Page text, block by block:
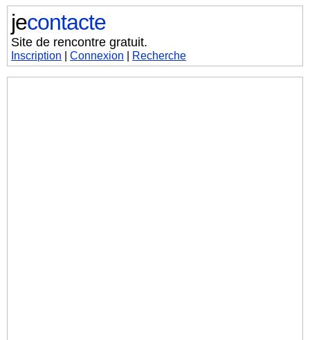
jecontacte
Site de rencontre gratuit.
Inscription |Connexion Recherche